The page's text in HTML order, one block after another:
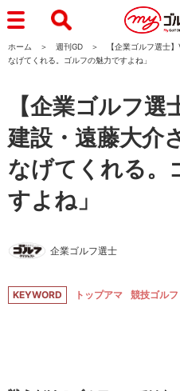
ホーム 週刊GD
【企業ゴルフ選士
なげてくれる。ゴルフの魅力ですよね」
【企業ゴルフ
建設・遠藤大介
なげてくれる。
すよね」
企業ゴルフ選士
KEYWORD トップアマ 競技ゴルフ